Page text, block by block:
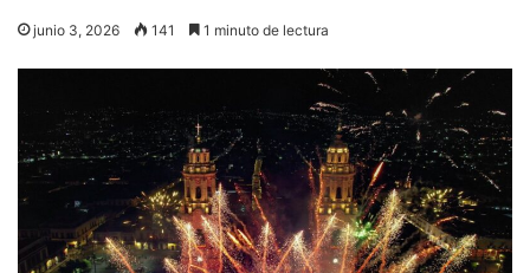
junio 3, 2026 141 1 minuto de lectura